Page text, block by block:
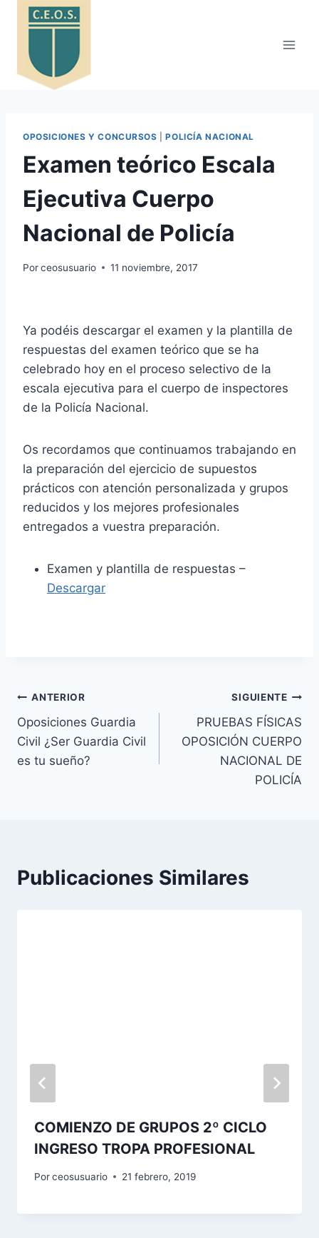
Saltar
OPOSICIONES Y CONCURSOS |POLICÍA NACIONAL
Examen teórico Escala
Ejecutiva Cuerpo
Nacional de Policía
Porceosusuario 11 noviembre, 2017
Ya podéis descargar el examen y la plantilla de
respuestas del examen teórico que se ha
celebrado hoy en el proceso selectivo de la
escala ejecutiva para el cuerpo de inspectores
de la Policía Nacional.
Os recordamos que continuamos trabajando en
la preparación del ejercicio de supuestos
prácticos con atención personalizada y grupos
reducidos y los mejores profesionales
entregados a vuestra preparación.
Examen y plantilla de respuestas –
Descargar
Navegación
de
entradas
ANTERIOR
Oposiciones Guardia
Civil ¿Ser Guardia Civil
es tu sueño?
SIGUIENTE
PRUEBAS FÍSICAS
OPOSICIÓN CUERPO
NACIONAL DE
POLICÍA
Publicaciones Similares
COMIENZO DE GRUPOS 2º CICLO
INGRESO TROPA PROFESIONAL
Porceosusuario 21 febrero, 2019